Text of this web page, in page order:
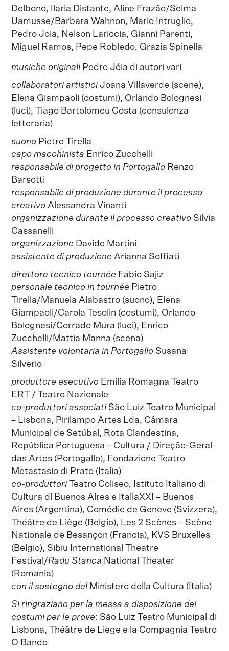
Delbono, Ilaria Distante, Aline Frazão/Selma
Uamusse/Barbara Wahnon, Mario Intruglio,
Pedro Joia, Nelson Lariccia, Gianni Parenti,
Miguel Ramos, Pepe Robledo, Grazia Spinella
musiche originali Pedro Jóia di autori vari
collaboratori artisticiJoana Villaverde (scene),
Elena Giampaoli (costumi), Orlando Bolognesi
(luci), Tiago Bartolomeu Costa (consulenza
letteraria)
suono Pietro Tirella
capo macchinista Enrico Zucchelli
responsabile di progetto in Portogallo Renzo
Barsotti
responsabile di produzione durante il processo
creativo Alessandra Vinanti
organizzazione durante il processo creativo Silvia
Cassanelli
organizzazione Davide Martini
assistente di produzione Arianna Soffiati
direttore tecnico tournée Fabio Sajiz
personale tecnico in tournée Pietro
Tirella/Manuela Alabastro (suono), Elena
Giampaoli/Carola Tesolin (costumi), Orlando
Bolognesi/Corrado Mura (luci), Enrico
Zucchelli/Mattia Manna (scena)
Assistente volontaria in Portogallo Susana
Silverio
produttore esecutivo Emilia Romagna Teatro
ERT / Teatro Nazionale
co-produttori associati São Luiz Teatro Municipal
– Lisbona, Pirilampo Artes Lda, Câmara
Municipal de Setúbal, Rota Clandestina,
República Portuguesa – Cultura / Direção-Geral
das Artes (Portogallo), Fondazione Teatro
Metastasio di Prato (Italia)
co-produttori
Teatro Coliseo, Istituto Italiano di
Cultura di Buenos Aires e ItaliaXXI – Buenos
Aires (Argentina), Comédie de Genève (Svizzera),
Théâtre de Liège (Belgio), Les 2 Scènes – Scène
Nationale de Besançon (Francia), KVS Bruxelles
(Belgio), Sibiu International Theatre
Festival/Radu Stanca National Theater
(Romania)
con il sostegno del Ministero della Cultura (Italia)
Si ringrazianoper la messa a disposizione dei
costumi per le prove: São Luiz Teatro Municipal di
Lisbona, Théâtre de Liège e la Compagnia Teatro
O Bando